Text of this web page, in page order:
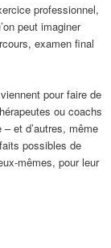
professionnel,
peut imaginer
examen final
pour faire de
ou coachs
et d’autres, même
possibles de
mêmes, pour leur